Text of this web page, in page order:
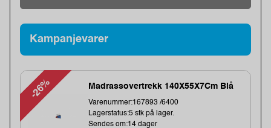
Kampanjevarer
-26% Madrassovertrekk 140X55X7Cm Blå
Varenummer:167893 /6400
Lagerstatus:5 stk på lager.
Sendes om:14 dager